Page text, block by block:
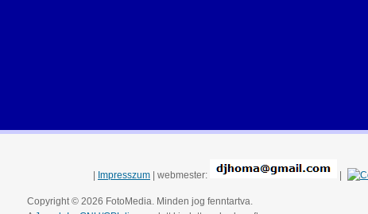
Impresszum | webmester:
Copyright © 2026 FotoMedia. Minden jog fenntartva.